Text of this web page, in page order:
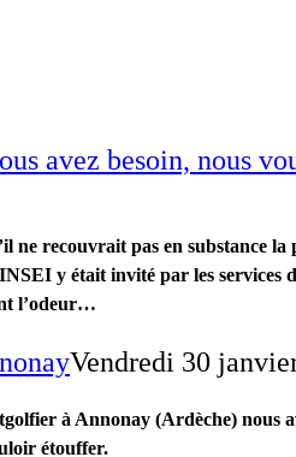
avez besoin, nous
recouvrait pas en substance
y était invité par les services
l’odeur…
Vendredi 30
à Annonay (Ardèche) nous
étouffer.